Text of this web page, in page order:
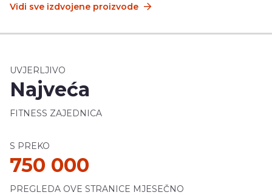
Vidi sve izdvojene proizvode
UVJERLJIVO
Najveća
FITNESS ZAJEDNICA
S PREKO
750 000
PREGLEDA OVE STRANICE MJESEČNO